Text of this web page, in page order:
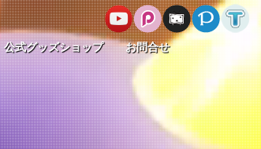
公式グッズショップ お問合せ